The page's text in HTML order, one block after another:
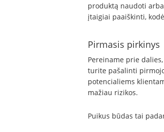
produktą naudoti
įtaigiai paaiškinti,
Pirmasis pirkinys
Pereiname prie
turite pašalinti
potencialiems
mažiau rizikos.
Puikus būdas tai